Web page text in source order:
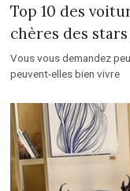
Top 10 des
chères des stars
Vous vous demandez
peuvent-elles bien vivre